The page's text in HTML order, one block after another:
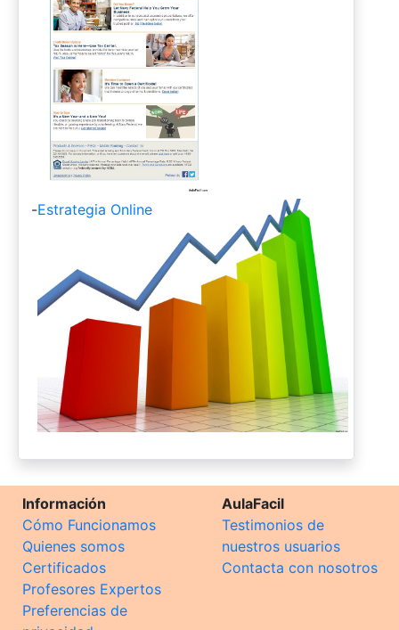
-Estrategia Online
Información
Cómo Funcionamos
Quienes somos
Certificados
Profesores Expertos
Preferencias de
AulaFacil
Testimonios de
nuestros usuarios
Contacta con nosotros